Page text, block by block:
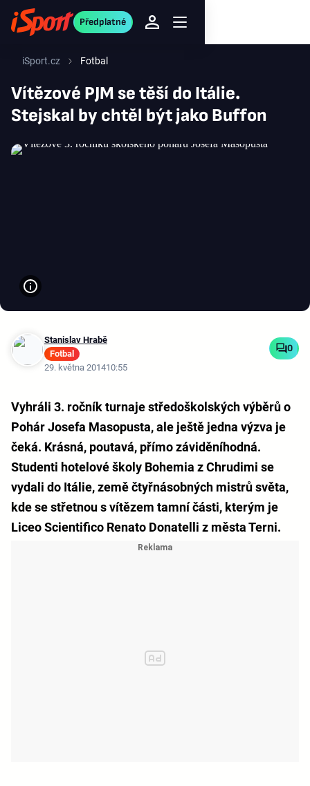
Předplatné
iSport.cz Fotbal
Vítězové PJM se těší do Itálie.
Stejskal by chtěl být jako Buffon
Stanislav Hrabě
Fotbal
29. května 201410:55
0
Vyhráli 3. ročník turnaje středoškolských výběrů o
Pohár Josefa Masopusta, ale ještě jedna výzva je
čeká. Krásná, poutavá, přímo záviděníhodná.
Studenti hotelové školy Bohemia z Chrudimi se
vydali do Itálie, země čtyřnásobných mistrů světa,
kde se střetnou s vítězem tamní části, kterým je
Liceo Scientifico Renato Donatelli z města Terni.